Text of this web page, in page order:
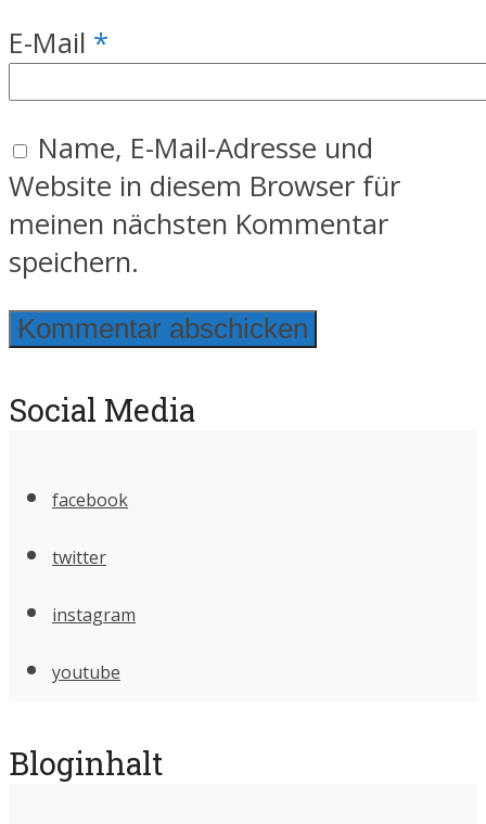
E-Mail *
Name, E-Mail-Adresse und
Website in diesem Browser für
meinen nächsten Kommentar
speichern.
Social Media
facebook
twitter
instagram
youtube
Bloginhalt